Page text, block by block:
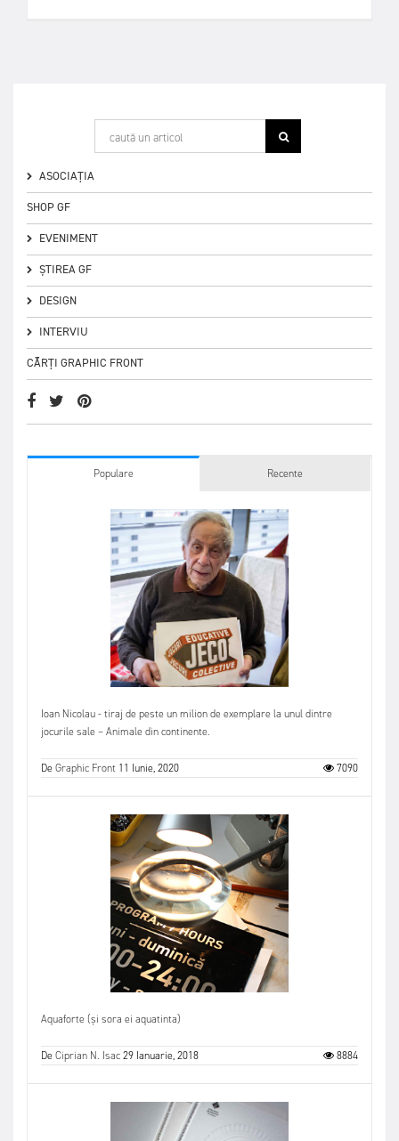
ASOCIAȚIA
SHOP GF
EVENIMENT
ȘTIREA GF
DESIGN
INTERVIU
CĂRȚI GRAPHIC FRONT
Populare Recente
Ioan Nicolau - tiraj de peste un milion de exemplare la unul dintre
jocurile sale – Animale din continente.
DeGraphic Front 11 Iunie, 2020 7090
Aquaforte (și sora ei aquatinta)
DeCiprian N. Isac29 Ianuarie, 2018 8884